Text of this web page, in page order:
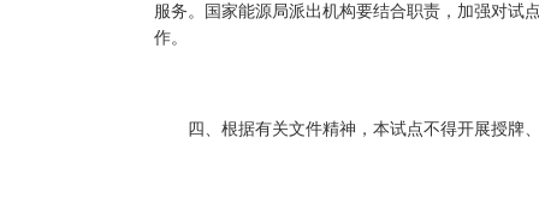
服务。国家能源局派出机构要结合职责，加强对试
作。
四、根据有关文件精神，本试点不得开展授牌